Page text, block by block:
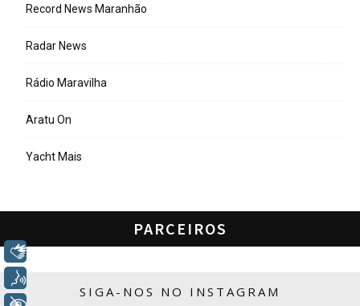
Record News Maranhão
Radar News
Rádio Maravilha
Aratu On
Yacht Mais
PARCEIROS
SIGA-NOS NO INSTAGRAM
Libras